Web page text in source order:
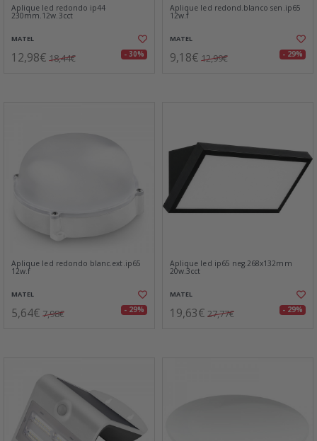
Aplique led redondo ip44
230mm.12w.3cct
MATEL
12,98€ 18,44€ - 30%
Aplique led redond.blanco sen.ip65
12w.f
MATEL
9,18€ 12,99€ - 29%
Aplique led redondo blanc.ext.ip65
12w.f
MATEL
5,64€ 7,98€ - 29%
Aplique led ip65 neg.268x132mm
20w.3cct
MATEL
19,63€ 27,77€ - 29%